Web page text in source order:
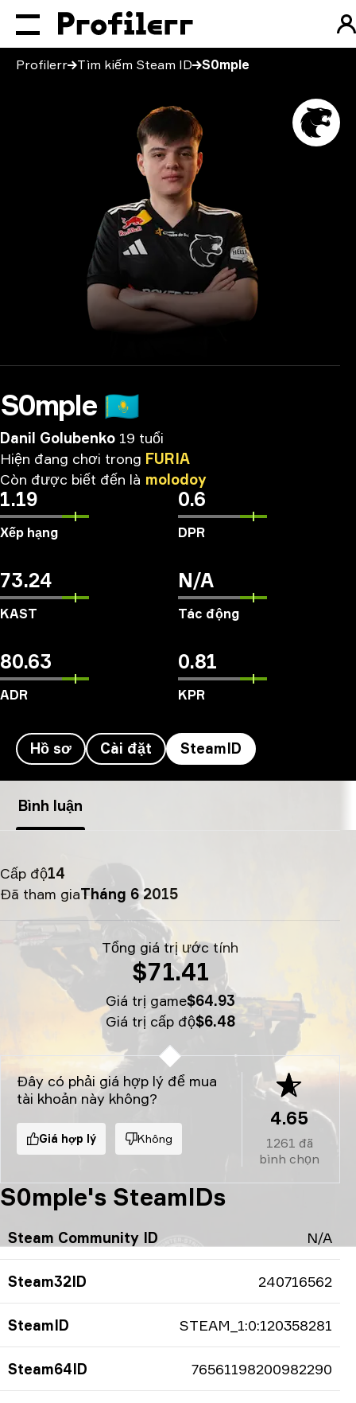
Profilerr Tìm kiếm Steam ID S0mple
S0mple 🇰🇿
Danil Golubenko 19 tuổi
Hiện đang chơi trong FURIA
Còn được biết đến là molodoy
1.19
Xếp hạng
0.6
DPR
73.24
KAST
N/A
Tác động
80.63
ADR
0.81
KPR
Hồ sơ Cài đặt SteamID
Bình luận
Cấp độ14
Đã tham giaTháng 6 2015
Tổng giá trị ước tính
$71.41
Giá trị game$64.93
Giá trị cấp độ$6.48
Đây có phải giá hợp lý để mua
tài khoản này không?
Giá hợp lý Không
4.65
1261 đã
bình chọn
S0mple's SteamIDs
Steam Community ID N/A
Steam32ID 240716562
SteamID STEAM_1:0:120358281
Steam64ID 76561198200982290